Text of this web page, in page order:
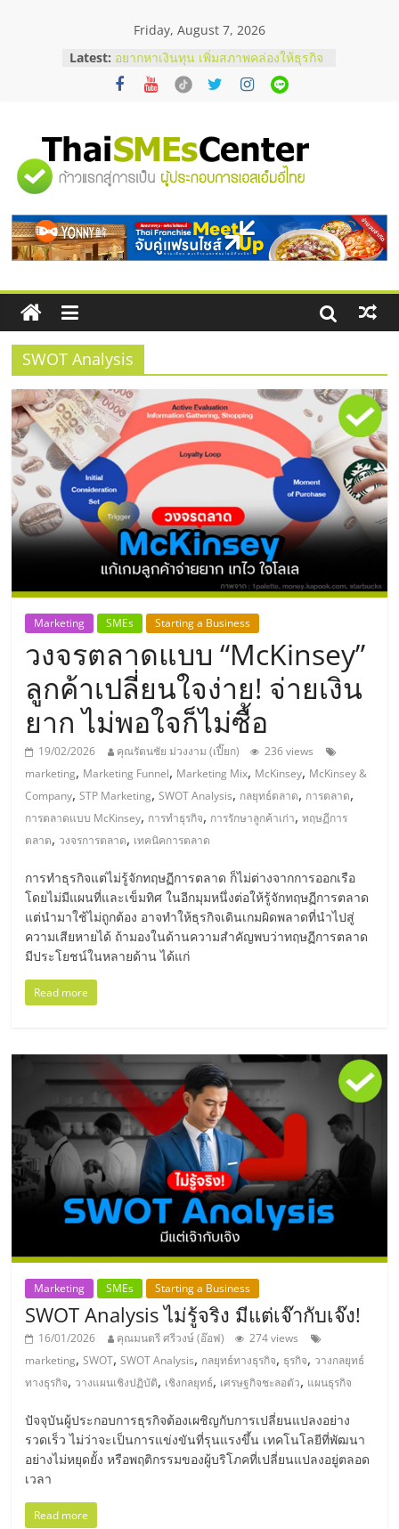
Friday, August 7, 2026
Latest:
บริษัท Cybersecurity ในไทยที่ไหนดี?
วิธีเลือกผู้ให้บริการให้คุ้มค่าและตอบ
โจทย์ธุรกิจ
อยากหาเงินทุน เพิ่มสภาพคล่องให้ธุรกิจ
บริการน้ำมัน Shell
สัมมนาลงทุน แฟรนไชส์ยอนนี่
ThaiFranchise Meet Up จับคู่แฟรน
ร้านเครื่องเสียงคุณภาพสูง พร้อม
โซลูชันระบบภาพและเสียง
"ศูนย์
รวม
ข้อมูล
ธุรกิจ
SME
แห่ง
ประเทศไทย,
ThaiSMEsCenter,
ธุรกิจ
เอ
ส
เอ็
มอี
ไทย,
SMEs,
แฟ
รน
ไชส์,
ที่
ปรึกษา
แฟ
รน
ไชส์,
รวม
แฟ
รน
ไชส์
SWOT Analysis
Marketing SMEs Starting a Business
วงจรตลาดแบบ “McKinsey”
ลูกค้าเปลี่ยนใจง่าย! จ่ายเงิน
ยาก ไม่พอใจก็ไม่ซื้อ
19/02/2026 คุณรัตนชัย ม่วงงาม (เปี๊ยก)
236 views
marketing, Marketing Funnel, Marketing Mix, McKinsey, McKinsey &
Company,STP Marketing,SWOT Analysis, กลยุทธ์ตลาด, การตลาด,
การตลาดแบบ McKinsey, การทำธุรกิจ, การรักษาลูกค้าเก่า,ทฤษฏีการ
ตลาด, วงจรการตลาด, เทคนิคการตลาด
การทำธุรกิจแต่ไม่รู้จักทฤษฏีการตลาด ก็ไม่ต่างจากการออกเรือ
โดยไม่มีแผนที่และเข็มทิศ ในอีกมุมหนึ่งต่อให้รู้จักทฤษฏีการตลาด
แต่นำมาใช้ไม่ถูกต้อง อาจทำให้ธุรกิจเดินเกมผิดพลาดที่นำไปสู่
ความเสียหายได้ ถ้ามองในด้านความสำคัญพบว่าทฤษฏีการตลาด
มีประโยชน์ในหลายด้าน ได้แก่
Read more
Marketing SMEs Starting a Business
SWOT Analysis ไม่รู้จริง มีแต่เจ๊ากับเจ๊ง!
16/01/2026 คุณมนตรี ศรีวงษ์ (อ๊อฟ)
274 views
marketing,SWOT,SWOT Analysis, กลยุทธ์ทางธุรกิจ, ธุรกิจ, วางกลยุทธ์
ทางธุรกิจ, วางแผนเชิงปฏิบัติ, เชิงกลยุทธ์, เศรษฐกิจชะลอตัว, แผนธุรกิจ
ปัจจุบันผู้ประกอบการธุรกิจต้องเผชิญกับการเปลี่ยนแปลงอย่าง
รวดเร็ว ไม่ว่าจะเป็นการแข่งขันที่รุนแรงขึ้น เทคโนโลยีที่พัฒนา
อย่างไม่หยุดยั้ง หรือพฤติกรรมของผู้บริโภคที่เปลี่ยนแปลงอยู่ตลอด
เวลา
Read more